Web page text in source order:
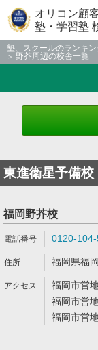
オリコン顧
塾・学習塾
塾、スクールのランキ
野芥周辺の校舎一覧
東進衛星予備校
福岡野芥校
0120-104-
福岡県福
福岡市営
福岡市営
福岡市営